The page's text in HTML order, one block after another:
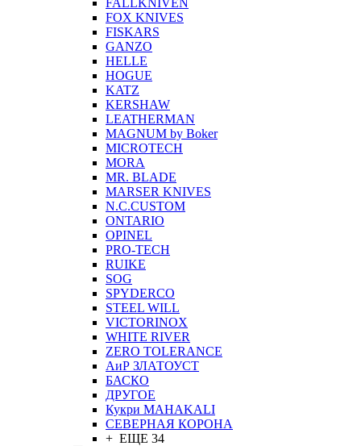
FALLKNIVEN
FOX KNIVES
FISKARS
GANZO
HELLE
HOGUE
KATZ
KERSHAW
LEATHERMAN
MAGNUM by Boker
MICROTECH
MORA
MR. BLADE
MARSER KNIVES
N.C.CUSTOM
ONTARIO
OPINEL
PRO-TECH
RUIKE
SOG
SPYDERCO
STEEL WILL
VICTORINOX
WHITE RIVER
ZERO TOLERANCE
АиР ЗЛАТОУСТ
БАСКО
ДРУГОЕ
Кукри MAHAKALI
СЕВЕРНАЯ КОРОНА
+ ЕЩЕ 34